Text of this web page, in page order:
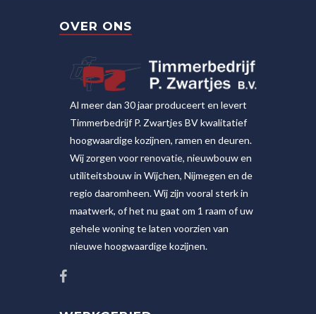
OVER ONS
Al meer dan 30 jaar produceert en levert
Timmerbedrijf P. Zwartjes BV kwalitatief
hoogwaardige kozijnen, ramen en deuren.
Wij zorgen voor renovatie, nieuwbouw en
utiliteitsbouw in Wijchen, Nijmegen en de
regio daaromheen. Wij zijn vooral sterk in
maatwerk, of het nu gaat om 1 raam of uw
gehele woning te laten voorzien van
nieuwe hoogwaardige kozijnen.